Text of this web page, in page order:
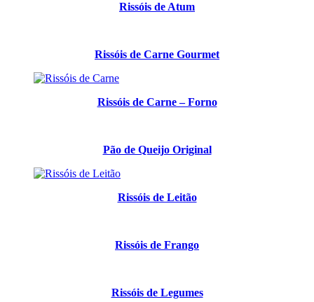
Rissóis de Atum
Rissóis de Carne Gourmet
Rissóis de Carne – Forno
Pão de Queijo Original
Rissóis de Leitão
Rissóis de Frango
Rissóis de Legumes